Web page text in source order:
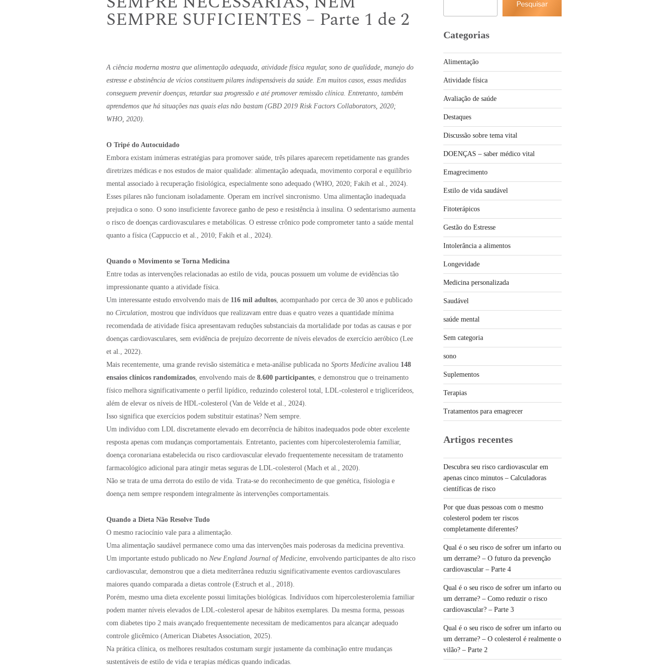
SEMPRE SUFICIENTES – Parte 1 de 2
A ciência moderna mostra que alimentação adequada, atividade física regular, sono de qualidade, manejo do
estresse e abstinência de vícios constituem pilares indispensáveis da saúde. Em muitos casos, essas medidas
conseguem prevenir doenças, retardar sua progressão e até promover remissão clínica. Entretanto, também
aprendemos que há situações nas quais elas não bastam (GBD 2019 Risk Factors Collaborators, 2020;
WHO, 2020).
O Tripé do Autocuidado
Embora existam inúmeras estratégias para promover saúde, três pilares aparecem repetidamente nas grandes
diretrizes médicas e nos estudos de maior qualidade: alimentação adequada, movimento corporal e equilíbrio
mental associado à recuperação fisiológica, especialmente sono adequado (WHO, 2020; Fakih et al., 2024).
Esses pilares não funcionam isoladamente. Operam em incrível sincronismo. Uma alimentação inadequada
prejudica o sono. O sono insuficiente favorece ganho de peso e resistência à insulina. O sedentarismo aumenta
o risco de doenças cardiovasculares e metabólicas. O estresse crônico pode comprometer tanto a saúde mental
quanto a física (Cappuccio et al., 2010; Fakih et al., 2024).
Quando o Movimento se Torna Medicina
Entre todas as intervenções relacionadas ao estilo de vida, poucas possuem um volume de evidências tão
impressionante quanto a atividade física.
Um interessante estudo envolvendo mais de 116 mil adultos , acompanhado por cerca de 30 anos e publicado
no Circulation , mostrou que indivíduos que realizavam entre duas e quatro vezes a quantidade mínima
recomendada de atividade física apresentavam reduções substanciais da mortalidade por todas as causas e por
doenças cardiovasculares, sem evidência de prejuízo decorrente de níveis elevados de exercício aeróbico (Lee
et al., 2022).
Mais recentemente, uma grande revisão sistemática e meta-análise publicada no Sports Medicine avaliou 148
ensaios clínicos randomizados , envolvendo mais de 8.600 participantes , e demonstrou que o treinamento
físico melhora significativamente o perfil lipídico, reduzindo colesterol total, LDL-colesterol e triglicerídeos,
além de elevar os níveis de HDL-colesterol (Van de Velde et al., 2024).
Isso significa que exercícios podem substituir estatinas? Nem sempre.
Um indivíduo com LDL discretamente elevado em decorrência de hábitos inadequados pode obter excelente
resposta apenas com mudanças comportamentais. Entretanto, pacientes com hipercolesterolemia familiar,
doença coronariana estabelecida ou risco cardiovascular elevado frequentemente necessitam de tratamento
farmacológico adicional para atingir metas seguras de LDL-colesterol (Mach et al., 2020).
Não se trata de uma derrota do estilo de vida. Trata-se do reconhecimento de que genética, fisiologia e
doença nem sempre respondem integralmente às intervenções comportamentais.
Quando a Dieta Não Resolve Tudo
O mesmo raciocínio vale para a alimentação.
Uma alimentação saudável permanece como uma das intervenções mais poderosas da medicina preventiva.
Um importante estudo publicado no New England Journal of Medicine , envolvendo participantes de alto risco
cardiovascular, demonstrou que a dieta mediterrânea reduziu significativamente eventos cardiovasculares
maiores quando comparada a dietas controle (Estruch et al., 2018).
Porém, mesmo uma dieta excelente possui limitações biológicas. Indivíduos com hipercolesterolemia familiar
podem manter níveis elevados de LDL-colesterol apesar de hábitos exemplares. Da mesma forma, pessoas
com diabetes tipo 2 mais avançado frequentemente necessitam de medicamentos para alcançar adequado
controle glicêmico (American Diabetes Association, 2025).
Na prática clínica, os melhores resultados costumam surgir justamente da combinação entre mudanças
sustentáveis de estilo de vida e terapias médicas quando indicadas.
Pesquisar
Categorias
Alimentação
Atividade física
Avaliação de saúde
Destaques
Discussão sobre tema vital
DOENÇAS – saber médico vital
Emagrecimento
Estilo de vida saudável
Fitoterápicos
Gestão do Estresse
Intolerância a alimentos
Longevidade
Medicina personalizada
Saudável
saúde mental
Sem categoria
sono
Suplementos
Terapias
Tratamentos para emagrecer
Artigos recentes
Descubra seu risco cardiovascular em
apenas cinco minutos – Calculadoras
científicas de risco
Por que duas pessoas com o mesmo
colesterol podem ter riscos
completamente diferentes?
Qual é o seu risco de sofrer um infarto ou
um derrame? – O futuro da prevenção
cardiovascular – Parte 4
Qual é o seu risco de sofrer um infarto ou
um derrame? – Como reduzir o risco
cardiovascular? – Parte 3
Qual é o seu risco de sofrer um infarto ou
um derrame? – O colesterol é realmente o
vilão? – Parte 2